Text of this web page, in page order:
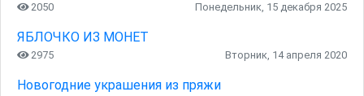
2050 Понедельник, 15 декабря 2025
ЯБЛОЧКО ИЗ МОНЕТ
2975 Вторник, 14 апреля 2020
Новогодние украшения из пряжи